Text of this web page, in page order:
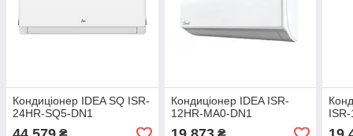
Кондиціонер IDEA SQ ISR-
24HR-SQ5-DN1
Кондиціонер IDEA ISR-
12HR-MA0-DN1